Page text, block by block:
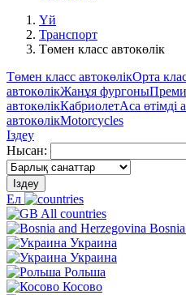
Үй
Транспорт
Төмен класс автокөлік
Төмен класс автокөлікОрта
автокөлікЖанұя фургоны
автокөлікКабриолетАса өтімді
автокөлікMotorcycles
Іздеу
Нысан:
Іздеу
Ел
All countries
Украина
Украина
Рольша
Косово